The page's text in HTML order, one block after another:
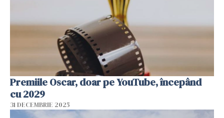
Premiile Oscar, doar pe YouTube, începând
cu 2029
31 DECEMBRIE 2025